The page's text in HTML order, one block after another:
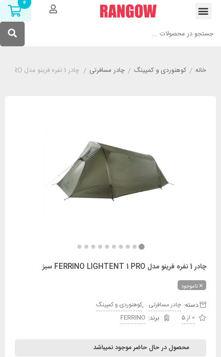
خانه/ کوهنوردی و کمپینگ/ چادر مسافرتی/ چادر 1 نفره فرینو مدل FERRINO LIGHTENT 1 PRO سبز
چادر 1 نفره فرینو مدل FERRINO LIGHTENT 1 PRO سبز
ناموجود
دسته: چادر مسافرتی
کوهنوردی و کمپینگ
0 از 5
FERRINO
محصول در حال حاضر موجود نمیباشد